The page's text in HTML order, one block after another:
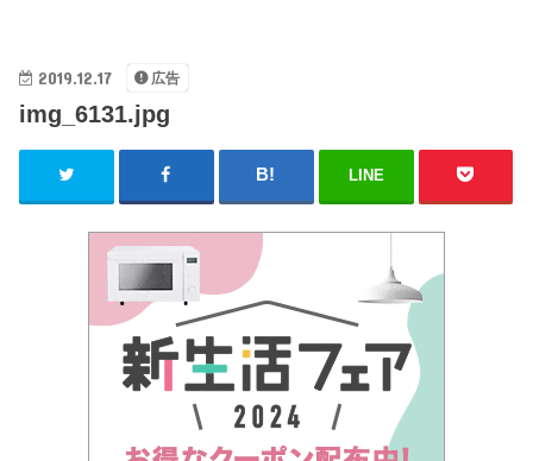
2019.12.17 広告
img_6131.jpg
LINE